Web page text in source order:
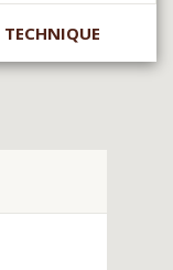
TECHNIQUE